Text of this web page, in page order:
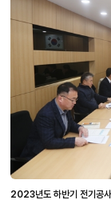
2023년도 하반기 전기공